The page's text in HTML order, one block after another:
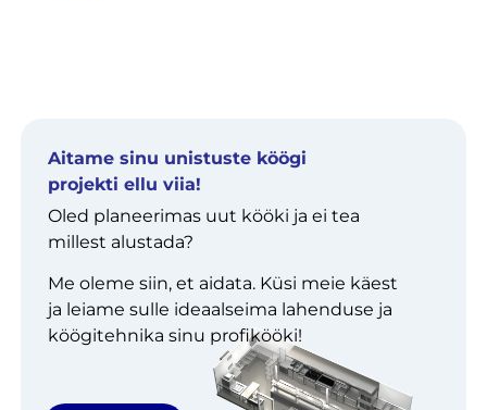
Aitame sinu unistuste köögi
projekti ellu viia!
Oled planeerimas uut kööki ja ei tea
millest alustada?
Me oleme siin, et aidata. Küsi meie käest
ja leiame sulle ideaalseima lahenduse ja
köögitehnika sinu profikööki!